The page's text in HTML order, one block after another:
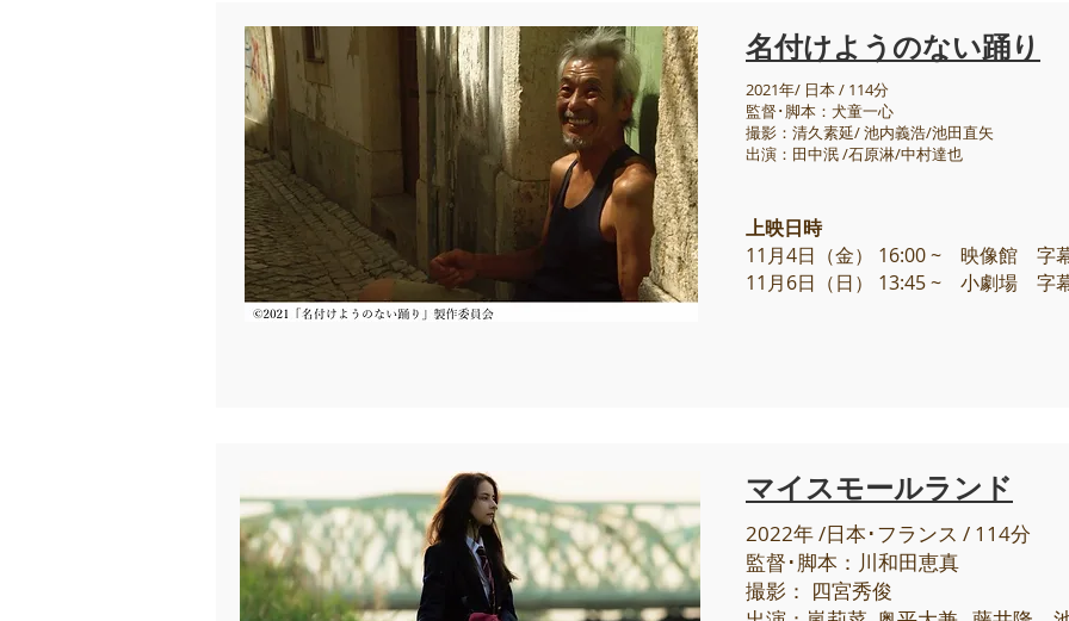
名付けようのない踊り
2021年/ 日本 / 114分
監督･脚本：犬童一心
撮影：清久素延/ 池内義浩/池田直矢
出演：田中泯 /石原淋/中村達也
上映日時
11月4日（金） 16:00 ~ 映像館
11月6日（日） 13:45 ~ 小劇場
マイスモールランド
2022年 /日本･フランス / 114分
監督･脚本：川和田恵真
撮影： 四宮秀俊